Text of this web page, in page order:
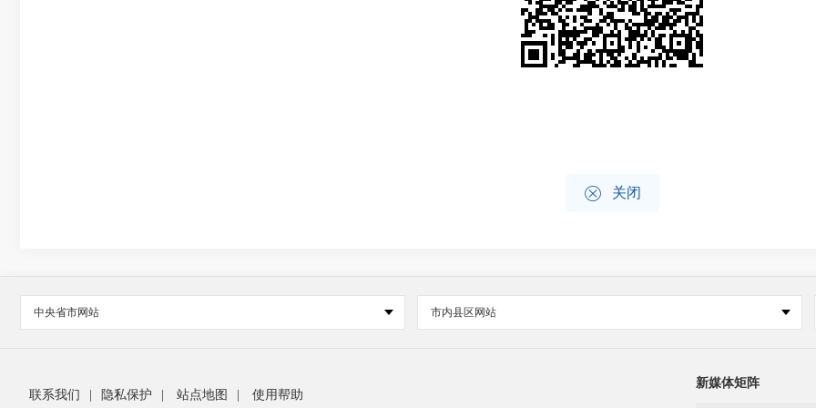
 关闭
中央省市网站 市内县区网站
联系我们 隐私保护 站点地图 使用帮助
新媒体矩阵